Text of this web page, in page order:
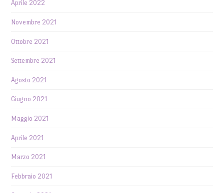
Aprile 2022
Novembre 2021
Ottobre 2021
Settembre 2021
Agosto 2021
Giugno 2021
Maggio 2021
Aprile 2021
Marzo 2021
Febbraio 2021